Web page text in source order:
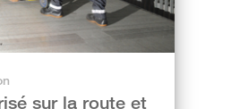
sur la route et